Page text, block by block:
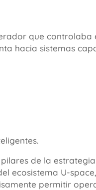
que
hacia sistemas
de la
ecosistema U-
permitir